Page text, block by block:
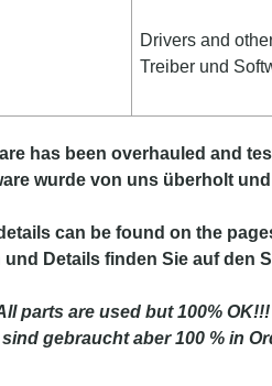
Drivers and
Treiber und
has been overhauled and
wurde von uns überholt
can be found on the
Details finden Sie auf den
parts are used but 100% OK!!!
sind gebraucht aber 100 % in